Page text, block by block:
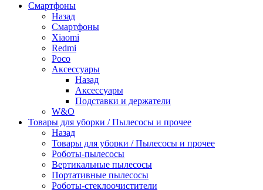
Смартфоны
Назад
Смартфоны
Xiaomi
Redmi
Poco
Аксессуары
Назад
Аксессуары
Подставки и держатели
W&O
Товары для уборки / Пылесосы и прочее
Назад
Товары для уборки / Пылесосы и прочее
Роботы-пылесосы
Вертикальные пылесосы
Портативные пылесосы
Роботы-стеклоочистители